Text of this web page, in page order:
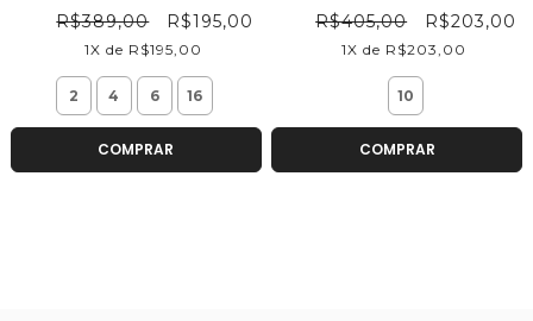
R$389,00 R$195,00
1X de R$195,00
2 4 6 16
COMPRAR
R$405,00 R$203,00
1X de R$203,00
10
COMPRAR